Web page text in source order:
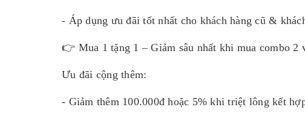
- Áp dụng ưu đãi tốt nhất cho khách hàng cũ &
👉 Mua 1 tặng 1 – Giảm sâu nhất khi mua combo 2
Ưu đãi cộng thêm:
- Giảm thêm 100.000đ hoặc 5% khi triệt lông kết